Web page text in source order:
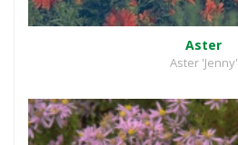
Aster
Aster 'Jenny'